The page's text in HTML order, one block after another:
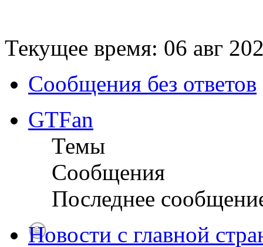
Текущее время: 06 авг
Сообщения без ответов
GTFan
Темы
Сообщения
Последнее
Новости с главной